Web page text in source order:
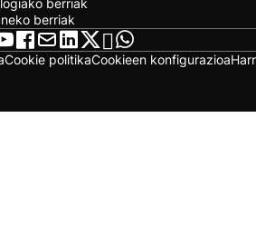
berriak
berriak
Cookie politikaCookieen konfigurazioa